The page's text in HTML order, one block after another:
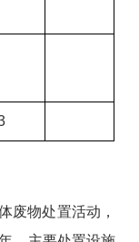
废物处置活动，